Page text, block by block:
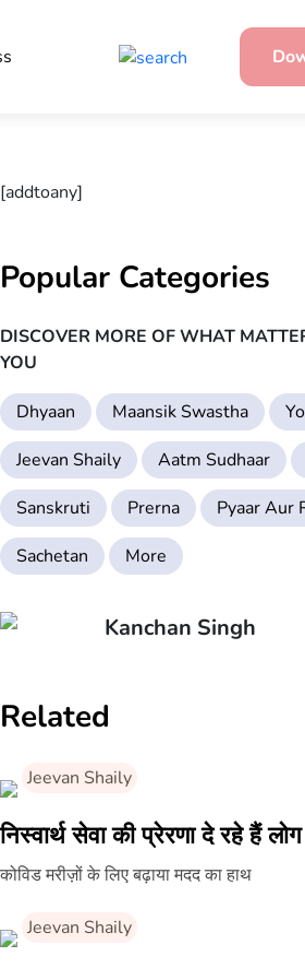
[addtoany]
Popular Categories
DISCOVER MORE OF WHAT
YOU
Dhyaan Maansik Swastha
Jeevan Shaily
Aatm Sudhaar
Sanskruti
Prerna
Pyaar Aur
Sachetan
More
Kanchan Singh
Related
Jeevan Shaily
निस्वार्थ सेवा की प्रेरणा दे रहे हैं लोग
कोविड मरीज़ों के लिए बढ़ाया मदद का हाथ
Jeevan Shaily